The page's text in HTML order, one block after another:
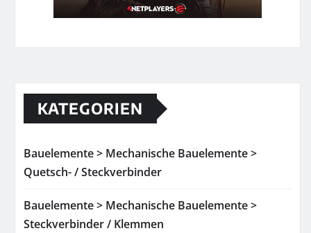
KATEGORIEN
Bauelemente > Mechanische Bauelemente >
Quetsch- / Steckverbinder
Bauelemente > Mechanische Bauelemente >
Steckverbinder / Klemmen